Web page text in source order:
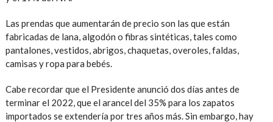
Las prendas que aumentarán de precio son las que están
fabricadas de lana, algodón o fibras sintéticas, tales como
pantalones, vestidos, abrigos, chaquetas, overoles, faldas,
camisas y ropa para bebés.
Cabe recordar que el Presidente anunció dos días antes de
terminar el 2022, que el arancel del 35% para los zapatos
importados se extendería por tres años más. Sin embargo, hay